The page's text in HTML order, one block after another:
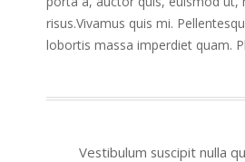
risus.Vivamus quis mi.
lobortis massa imperdiet quam.
Vestibulum suscipit nulla